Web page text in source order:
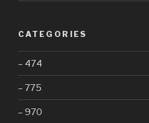
CATEGORIES
– 474
– 775
– 970